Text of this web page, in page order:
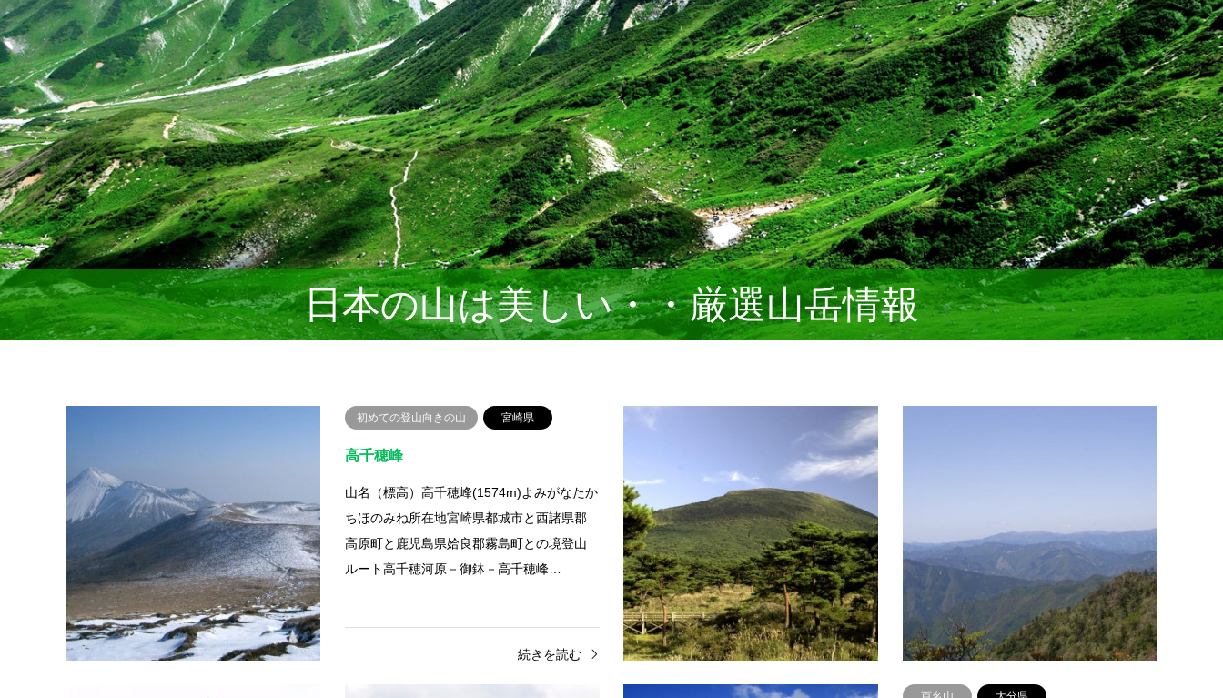
日本の山は美しい・・厳選山岳情報
初めての登山向きの山 宮崎県
高千穂峰
山名（標高）高千穂峰(1574m)よみがなたか
ちほのみね所在地宮崎県都城市と西諸県郡
高原町と鹿児島県姶良郡霧島町との境登山
ルート高千穂河原－御鉢－高千穂峰…
続きを読む
小林市と鹿児島県姶良郡牧園町・霧島町と
の境登山ルートえびの高原－韓国岳…
続きを読む